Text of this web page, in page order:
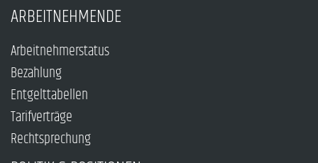
ARBEITNEHMENDE
Arbeitnehmerstatus
Bezahlung
Entgelttabellen
Tarifverträge
Rechtsprechung